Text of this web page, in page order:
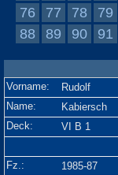
76
77 78 79
88
89 90 91
Rudolf
Kabiersch
VI B 1
1985-87